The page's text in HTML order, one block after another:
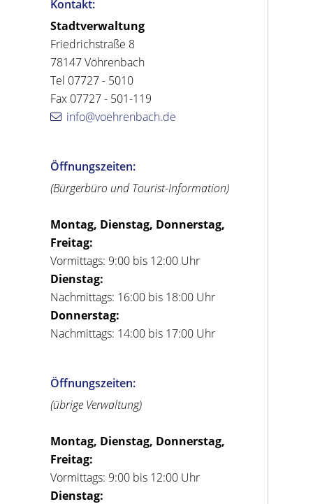
Kontakt:
Stadtverwaltung
Friedrichstraße 8
78147 Vöhrenbach
Tel 07727 - 5010
Fax 07727 - 501-119
info@voehrenbach.de
Öffnungszeiten:
(Bürgerbüro und Tourist-Information)
Montag, Dienstag, Donnerstag,
Freitag:
Vormittags: 9:00 bis 12:00 Uhr
Dienstag:
Nachmittags: 16:00 bis 18:00 Uhr
Donnerstag:
Nachmittags: 14:00 bis 17:00 Uhr
Öffnungszeiten:
(übrige Verwaltung)
Montag, Dienstag, Donnerstag,
Freitag:
Vormittags: 9:00 bis 12:00 Uhr
Dienstag: